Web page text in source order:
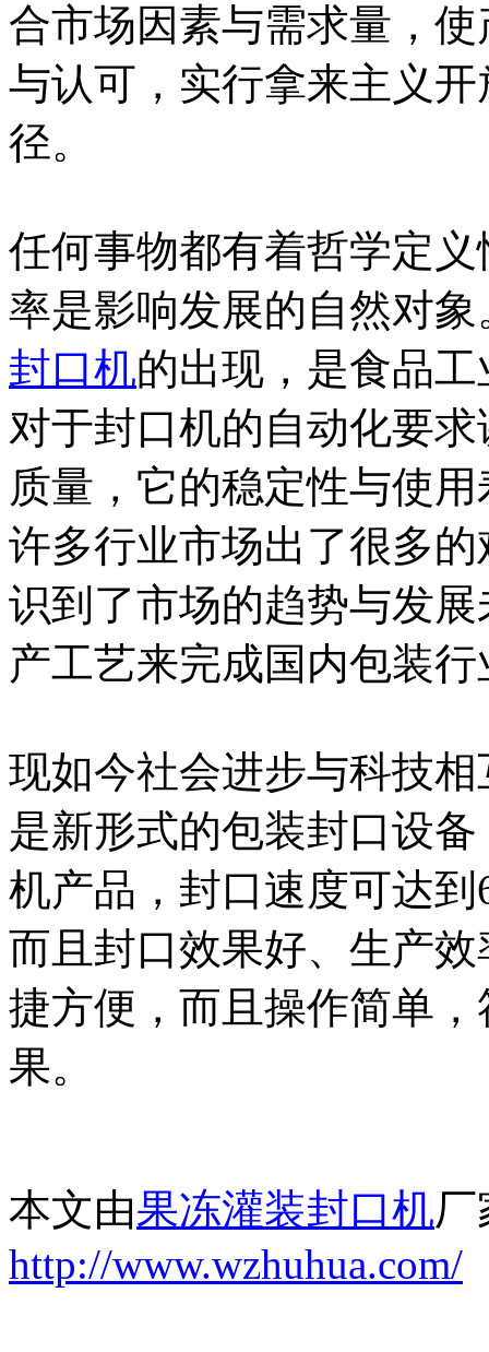
合市场因素与需求量，
与认可，实行拿来主义
径。
任何事物都有着哲学定
率是影响发展的自然对
封口机的出现，是食品
对于封口机的自动化要
质量，它的稳定性与使
许多行业市场出了很多
识到了市场的趋势与发
产工艺来完成国内包装
现如今社会进步与科技
是新形式的包装封口设
机产品，封口速度可达
而且封口效果好、生产
捷方便，而且操作简单
果。
本文由果冻灌装封口机
http://www.wzhuhua.com/